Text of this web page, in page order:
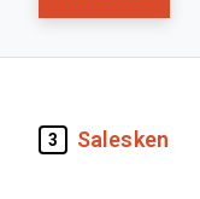
3 Salesken